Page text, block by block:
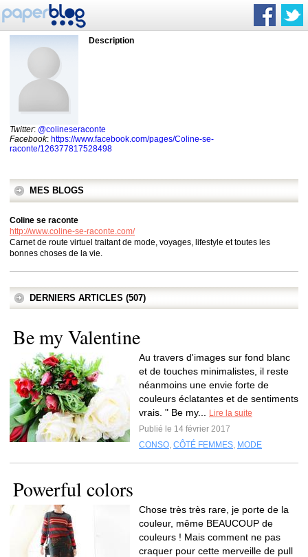
Description
Twitter: @colineseraconte
Facebook: https://www.facebook.com/pages/Coline-se-
raconte/126377817528498
MES BLOGS
Coline se raconte
http://www.coline-se-raconte.com/
Carnet de route virtuel traitant de mode, voyages, lifestyle et toutes les
bonnes choses de la vie.
DERNIERS ARTICLES (507)
Be my Valentine
Au travers d'images sur fond blanc
et de touches minimalistes, il reste
néanmoins une envie forte de
couleurs éclatantes et de sentiments
vrais. " Be my...
Lire la suite
Publié le 14 février 2017
CONSO, CÔTÉ FEMMES, MODE
Powerful colors
Chose très très rare, je porte de la
couleur, même BEAUCOUP de
couleurs ! Mais comment ne pas
craquer pour cette merveille de pull